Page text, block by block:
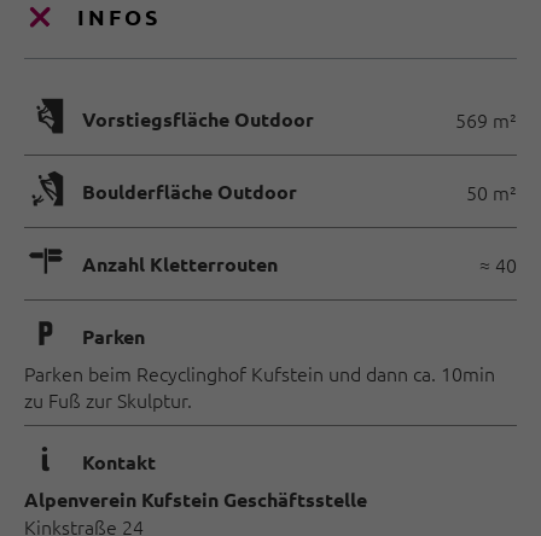
INFOS
🅩 Vorstiegsfläche Outdoor 569 m²
🅖 Boulderfläche Outdoor 50 m²
🍫 Anzahl Kletterrouten ≈ 40
🐈 Parken
Parken beim Recyclinghof Kufstein und dann ca. 10min
zu Fuß zur Skulptur.
🜇
Kontakt
Alpenverein Kufstein Geschäftsstelle
Kinkstraße 24